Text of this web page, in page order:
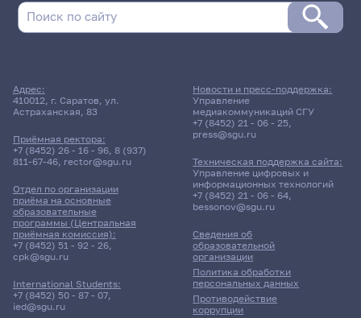
Адрес:
410012, г. Саратов, ул.
Астраханская, 83
Приёмная ректора:
+7 (8452) 26 - 16 - 96, 8 (937)
811-67-46, rector@sgu.ru
Отдел по организации
приёма на основные
образовательные
программы (Центральная
приёмная комиссия):
+7 (8452) 51 - 92 - 26,
cpk@sgu.ru
International Students:
+7 (8452) 50 - 87 - 07,
ied@sgu.ru
Сведения об
образовательной
организации
Политика обработки
персональных данных
Противодействие
коррупции
Новости и пресс-поддержка:
Управление
медиакоммуникаций СГУ
+7 (8452) 21 - 06 - 25,
press@sgu.ru
Техническая поддержка сайта:
Управление цифровых и
информационных технологий
+7 (8452) 21 - 06 - 64,
bessonov@sgu.ru